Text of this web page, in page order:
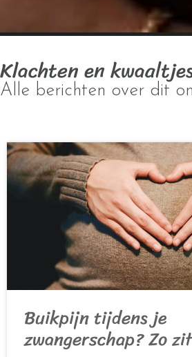
Klachten en
Alle berichten over dit
Buikpijn tijdens je
zwangerschap? Zo